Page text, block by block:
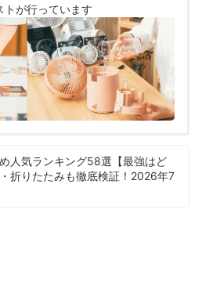
トが行っています
人気ランキング58選【最強はど
折りたたみも徹底検証！2026年7